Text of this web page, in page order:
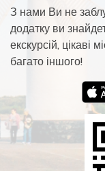
З нами Ви не
додатку ви
екскурсій, цікаві
багато іншого!